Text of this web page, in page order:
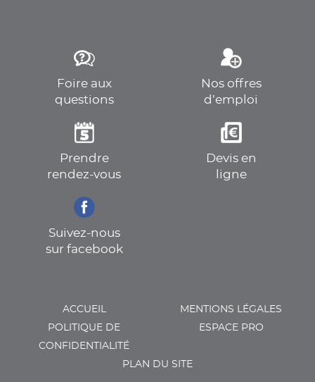
Foire aux
questions
Nos offres
d’emploi
Prendre
rendez-vous
Devis en
ligne
Suivez-nous
sur facebook
ACCUEIL
MENTIONS LÉGALES
POLITIQUE DE
CONFIDENTIALITÉ
ESPACE PRO
PLAN DU SITE